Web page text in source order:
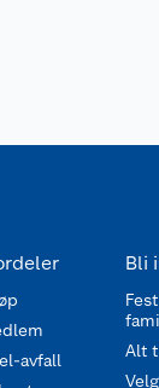
avfall
Bli
Alt